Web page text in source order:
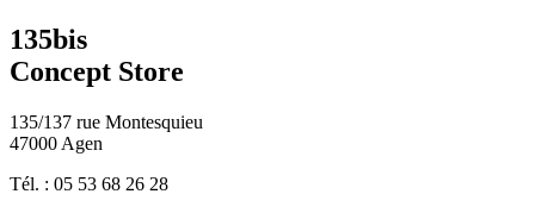
135bis
Concept Store
135/137 rue Montesquieu
47000 Agen
Tél. : 05 53 68 26 28